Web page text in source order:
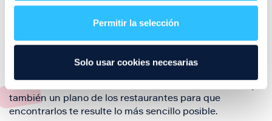
Permitir la selección
Solo usar cookies necesarias
también de nuestra oferta de ocio y shopping durante
tu visita.
El este directorio de restaurantes de Puerto Venecia
también un plano de los restaurantes para que
encontrarlos te resulte lo más sencillo posible.